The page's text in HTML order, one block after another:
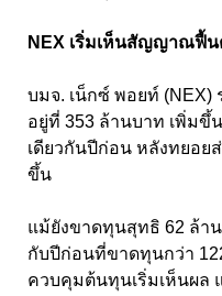
NEX เริ่มเห็นสัญญาณฟื้น
บมจ. เน็กซ์ พอยท์ (NEX)
อยู่ที่ 353 ล้านบาท เพิ่มขึ้
เดียวกันปีก่อน หลังทยอย
ขึ้น
แม้ยังขาดทุนสุทธิ 62 ล้า
กับปีก่อนที่ขาดทุนกว่า
ควบคุมต้นทุนเริ่มเห็นผล